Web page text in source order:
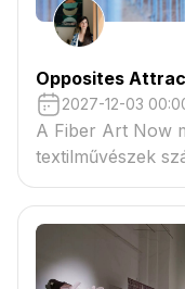
Opposites
2027-12-03
A Fiber Art Now
textilművészek